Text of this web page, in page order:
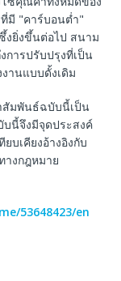
มี "คาร์บอนต่ำ"
งยิ่งขึ้นต่อไป สนาม
การปรับปรุงที่เป็น
านแบบดั้งเดิม
สัมพันธ์ฉบับนี้เป็น
นี้จึงมีจุดประสงค์
บเคียงอ้างอิงกับ
างกฎหมาย
53648423/en